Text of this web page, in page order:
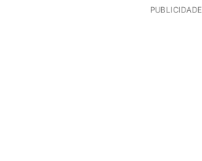
PUBLICIDADE